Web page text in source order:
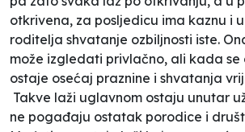
otkrivena, za posljedicu ima kaznu i
roditelja shvatanje ozbiljnosti iste.
može izgledati privlačno, ali kada se
ostaje osećaj praznine i shvatanja
Takve laži uglavnom ostaju unutar
ne pogađaju ostatak porodice i